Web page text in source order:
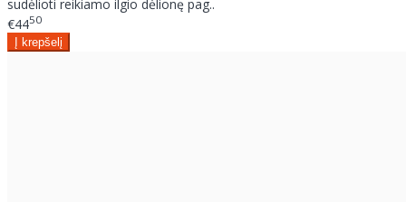
sudėlioti reikiamo ilgio dėlionę pag..
€4450